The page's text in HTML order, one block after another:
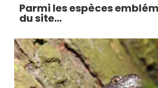
Parmi les espèces
du site...